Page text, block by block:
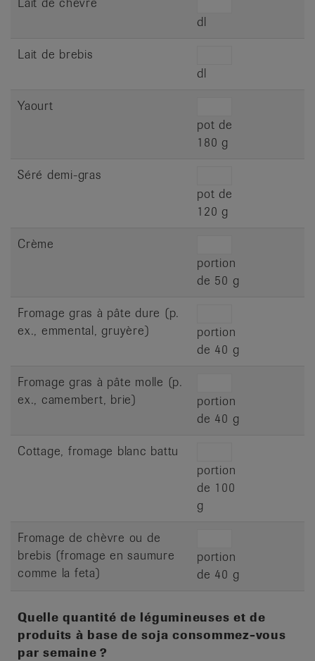
dl
Lait de brebis
dl
Yaourt
pot de
180 g
Séré demi-gras
pot de
120 g
Crème
portion
de 50 g
Fromage gras à pâte dure (p.
ex., emmental, gruyère)
portion
de 40 g
Fromage gras à pâte molle (p.
ex., camembert, brie)
portion
de 40 g
Cottage, fromage blanc battu
portion
de 100
g
Fromage de chèvre ou de
brebis (fromage en saumure
comme la feta)
portion
de 40 g
Quelle quantité de légumineuses et de
produits à base de soja consommez-vous
par semaine ?